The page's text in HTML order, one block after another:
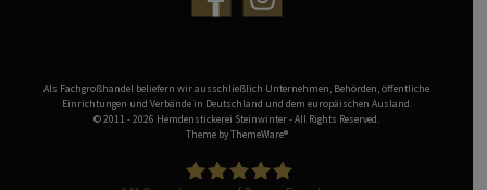
Als Fachgroßhandel beliefern wir ausschließlich Unternehmen, Behörden, öffentliche
Einrichtungen und Verbände in Deutschland und dem europäischen Ausland.
© 2011 - 2026 Hemdenstickerei Steinwinter - All Rights Reserved.
Theme byThemeWare®